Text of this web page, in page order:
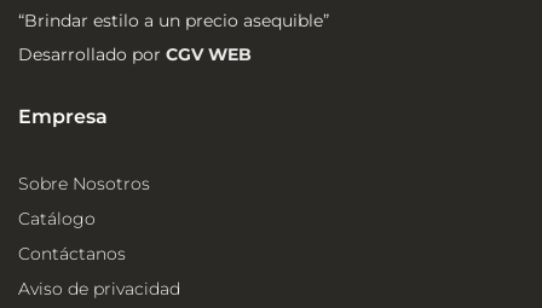
“Brindar estilo a un precio asequible”
Desarrollado por CGV WEB
Empresa
Sobre Nosotros
Catálogo
Contáctanos
Aviso de privacidad